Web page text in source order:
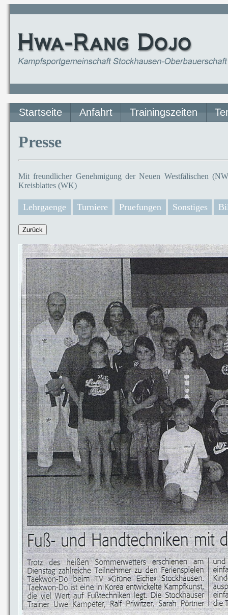
Startseite Anfahrt Trainingszeiten
Presse
Mit freundlicher Genehmigung der Neuen Westfälischen
Kreisblattes (WK)
Lehrgaenge Turniere Pruefungen Sonstiges